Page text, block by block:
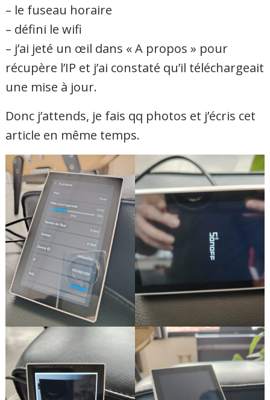
– le fuseau horaire
– défini le wifi
– j’ai jeté un œil dans « A propos » pour
récupère l’IP et j’ai constaté qu’il téléchargeait
une mise à jour.
Donc j’attends, je fais qq photos et j’écris cet
article en même temps.